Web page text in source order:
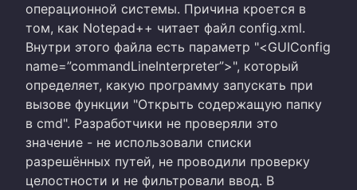
операционной системы. Причина кроется в
том, как Notepad++ читает файл config.xml.
Внутри этого файла есть параметр "<GUIConfig
name=”commandLineInterpreter”>", который
определяет, какую программу запускать при
вызове функции "Открыть содержащую папку
в cmd". Разработчики не проверяли это
значение - не использовали списки
разрешённых путей, не проводили проверку
целостности и не фильтровали ввод. В